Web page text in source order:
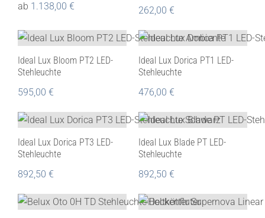
ab 1.138,00 €
262,00 €
Ideal Lux Bloom PT2 LED-
Stehleuchte
595,00 €
Ideal Lux Dorica PT1 LED-
Stehleuchte
476,00 €
Ideal Lux Dorica PT3 LED-
Stehleuchte
892,50 €
Ideal Lux Blade PT LED-
Stehleuchte
892,50 €